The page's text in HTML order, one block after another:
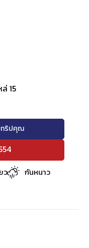
15
ทริปคุณ
ว กันหนาว